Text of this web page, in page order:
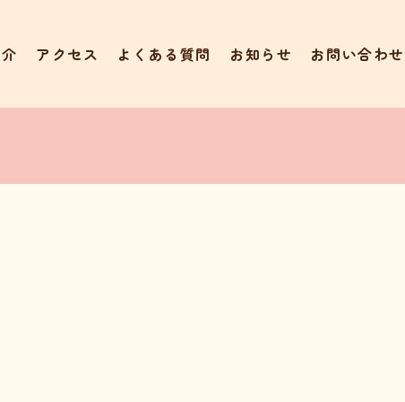
アクセス よくある質問 お知らせ お問い合わせ